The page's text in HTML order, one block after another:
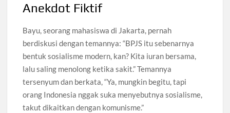
Anekdot Fiktif
Bayu, seorang mahasiswa di Jakarta, pernah
berdiskusi dengan temannya: “BPJS itu sebenarnya
bentuk sosialisme modern, kan? Kita iuran bersama,
lalu saling menolong ketika sakit.” Temannya
tersenyum dan berkata, “Ya, mungkin begitu, tapi
orang Indonesia nggak suka menyebutnya sosialisme,
takut dikaitkan dengan komunisme.”